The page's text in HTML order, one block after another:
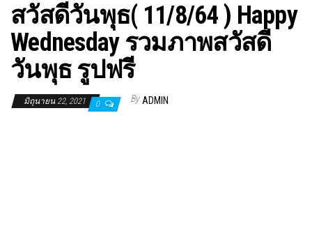
สวัสดีวันพุธ( 11/8/64 ) Happy
Wednesday รวมภาพสวัสดี
วันพุธ รูปฟรี
มิถุนายน 22, 2021 0 By ADMIN